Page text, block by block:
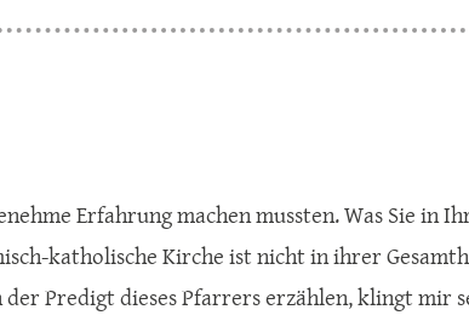
Erfahrung machen mussten. Was Sie in
katholische Kirche ist nicht in ihrer
der Predigt dieses Pfarrers erzählen, klingt mir